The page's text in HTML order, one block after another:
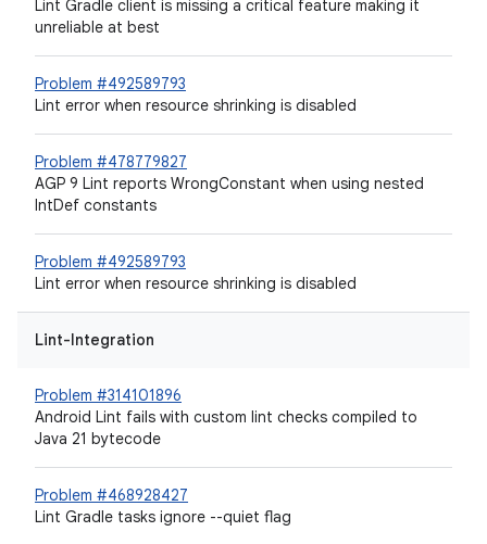
Lint Gradle client is missing a critical feature making it
unreliable at best
Problem #492589793
Lint error when resource shrinking is disabled
Problem #478779827
AGP 9 Lint reports WrongConstant when using nested
IntDef constants
Problem #492589793
Lint error when resource shrinking is disabled
Lint-Integration
Problem #314101896
Android Lint fails with custom lint checks compiled to
Java 21 bytecode
Problem #468928427
Lint Gradle tasks ignore --quiet flag